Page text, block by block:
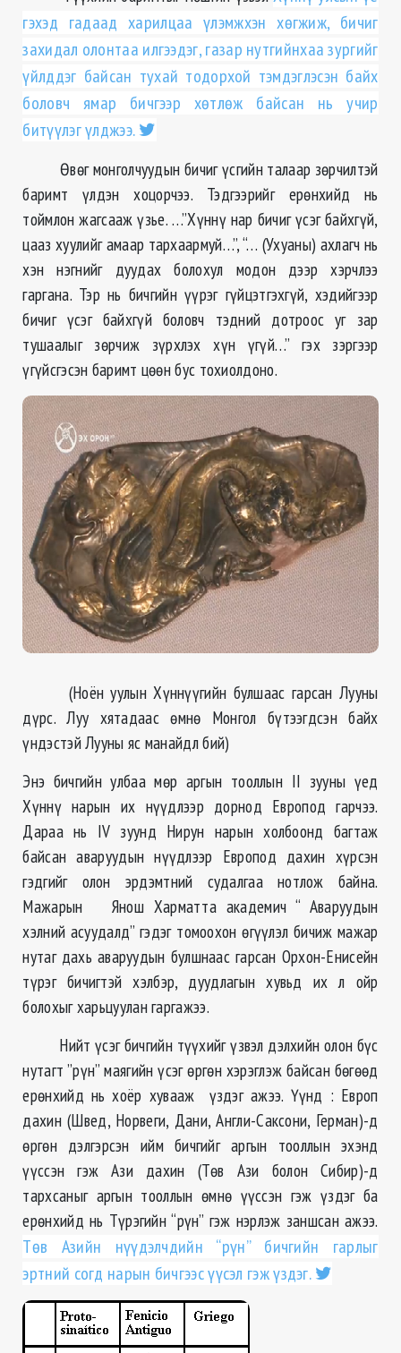
гэхэд гадаад харилцаа үлэмжхэн хөгжиж, бичиг
захидал олонтаа илгээдэг, газар нутгийнхаа зургийг
үйлддэг байсан тухай тодорхой тэмдэглэсэн байх
боловч ямар бичгээр хөтлөж байсан нь учир
битүүлэг үлджээ.
Өвөг монголчуудын бичиг үсгийн талаар зөрчилтэй
баримт үлдэн хоцорчээ. Тэдгээрийг ерөнхийд нь
тоймлон жагсааж үзье. …”Хүннү нар бичиг үсэг байхгүй,
цааз хуулийг амаар тархаармуй…”, “… (Ухуаны) ахлагч нь
хэн нэгнийг дуудах болохул модон дээр хэрчлээ
гаргана. Тэр нь бичгийн үүрэг гүйцэтгэхгүй, хэдийгээр
бичиг үсэг байхгүй боловч тэдний дотроос уг зар
тушаалыг зөрчиж зүрхлэх хүн үгүй…” гэх зэргээр
үгүйсгэсэн баримт цөөн бус тохиолдоно.
(Ноён уулын Хүннүүгийн булшаас гарсан Лууны
дүрс. Луу хятадаас өмнө Монгол бүтээгдсэн байх
үндэстэй Лууны яс манайдл бий)
Энэ бичгийн улбаа мөр аргын тооллын II зууны үед
Хүннү нарын их нүүдлээр дорнод Европод гарчээ.
Дараа нь IV зуунд Нирун нарын холбоонд багтаж
байсан аваруудын нүүдлээр Европод дахин хүрсэн
гэдгийг олон эрдэмтний судалгаа нотлож байна.
Мажарын Янош Харматта академич “ Аваруудын
хэлний асуудалд” гэдэг томоохон өгүүлэл бичиж мажар
нутаг дахь аваруудын булшнаас гарсан Орхон-Енисейн
түрэг бичигтэй хэлбэр, дуудлагын хувьд их л ойр
болохыг харьцуулан гаргажээ.
Нийт үсэг бичгийн түүхийг үзвэл дэлхийн олон бүс
нутагт ”рүн” маягийн үсэг өргөн хэрэглэж байсан бөгөөд
ерөнхийд нь хоёр хувааж үздэг ажээ. Үүнд : Европ
дахин (Швед, Норвеги, Дани, Англи-Саксони, Герман)-д
өргөн дэлгэрсэн ийм бичгийг аргын тооллын эхэнд
үүссэн гэж Ази дахин (Төв Ази болон Сибир)-д
тархсаныг аргын тооллын өмнө үүссэн гэж үздэг ба
ерөнхийд нь Түрэгийн “рүн” гэж нэрлэж заншсан ажээ.
Төв Азийн нүүдэлчдийн “рүн” бичгийн гарлыг
эртний согд нарын бичгээс үүсэл гэж үздэг.